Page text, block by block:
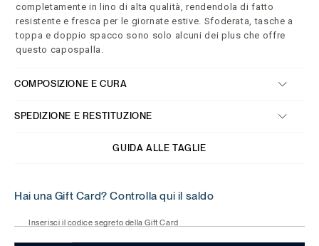
completamente in lino di alta qualità, rendendola di fatto
resistente e fresca per le giornate estive. Sfoderata, tasche a
toppa e doppio spacco sono solo alcuni dei plus che offre
questo capospalla.
COMPOSIZIONE E CURA
SPEDIZIONE E RESTITUZIONE
GUIDA ALLE TAGLIE
Hai una Gift Card? Controlla qui il saldo
Inserisci il codice segreto della Gift Card